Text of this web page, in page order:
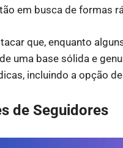
em busca de formas
que, enquanto
uma base sólida e
incluindo a opção
de Seguidores